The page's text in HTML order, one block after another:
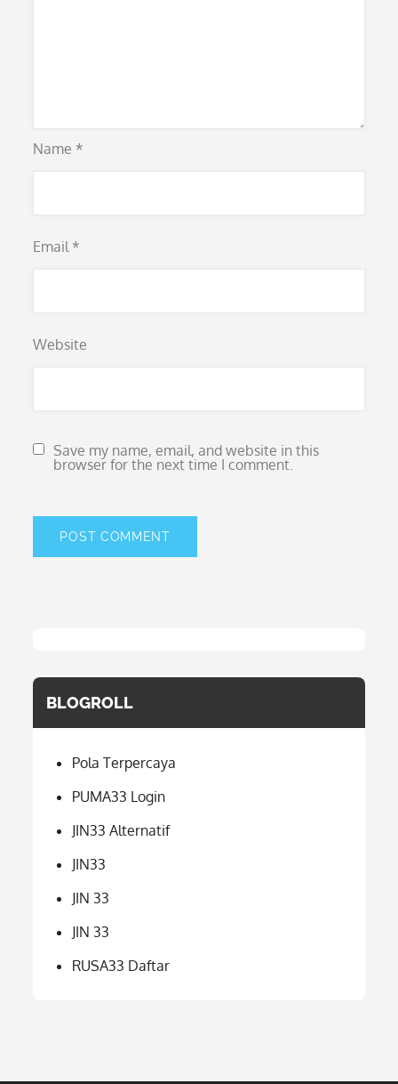
Name *
Email *
Website
Save my name, email, and website in this
browser for the next time I comment.
BLOGROLL
Pola Terpercaya
PUMA33 Login
JIN33 Alternatif
JIN33
JIN 33
JIN 33
RUSA33 Daftar